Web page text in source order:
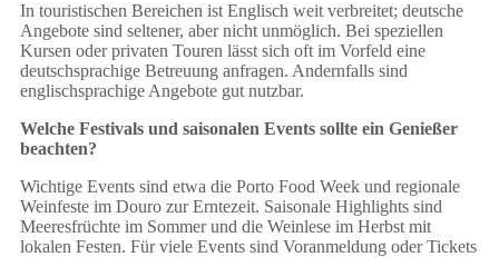
In touristischen Bereichen ist Englisch weit verbreitet; deutsche
Angebote sind seltener, aber nicht unmöglich. Bei speziellen
Kursen oder privaten Touren lässt sich oft im Vorfeld eine
deutschsprachige Betreuung anfragen. Andernfalls sind
englischsprachige Angebote gut nutzbar.
Welche Festivals und saisonalen Events sollte ein Genießer
beachten?
Wichtige Events sind etwa die Porto Food Week und regionale
Weinfeste im Douro zur Erntezeit. Saisonale Highlights sind
Meeresfrüchte im Sommer und die Weinlese im Herbst mit
lokalen Festen. Für viele Events sind Voranmeldung oder Tickets